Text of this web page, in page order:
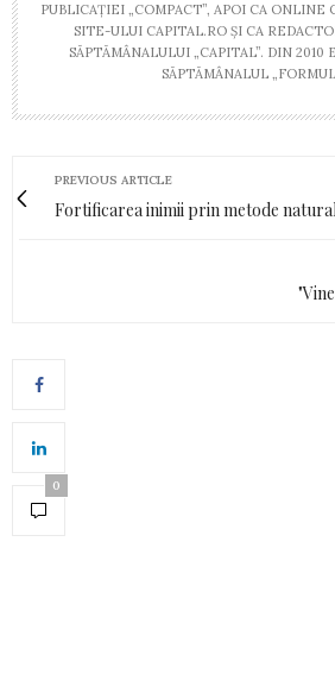
PUBLICAŢIEI „COMPACT”, APOI CA
SITE-ULUI CAPITAL.RO ŞI CA
SĂPTĂMÂNALULUI „CAPITAL”. DIN 2010
SĂPTĂMÂNALUL
PREVIOUS ARTICLE
Fortificarea inimii prin metode
0